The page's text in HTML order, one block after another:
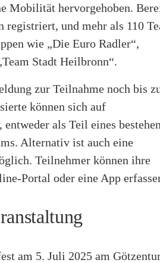
Mobilität hervorgehoben.
und mehr als 110
wie „Die Euro Radler“,
Stadt Heilbronn“.
zur Teilnahme noch bis
können sich auf
als Teil eines
Alternativ ist auch eine
Teilnehmer können ihre
Portal oder eine App
am 5. Juli 2025 am